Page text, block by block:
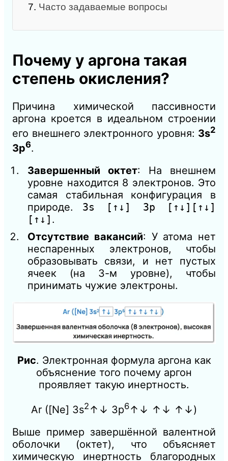
7. Часто задаваемые вопросы
Почему у аргона такая
степень окисления?
Причина химической пассивности
аргона кроется в идеальном строении
его внешнего электронного уровня: 3s2
3p6.
Завершенный октет: На внешнем
уровне находится 8 электронов. Это
самая стабильная конфигурация в
природе. 3s [↑↓] 3p [↑↓][↑↓]
[↑↓] .
Отсутствие вакансий: У атома нет
неспаренных электронов, чтобы
образовывать связи, и нет пустых
ячеек (на 3-м уровне), чтобы
принимать чужие электроны.
Рис. Электронная формула аргона как
объяснение того почему аргон
проявляет такую инертность.
Ar ([Ne] 3s2 ↑↓ 3p6↑↓ ↑↓ ↑↓)
Выше пример завершённой валентной
оболочки (октет), что объясняет
химическую инертность благородных